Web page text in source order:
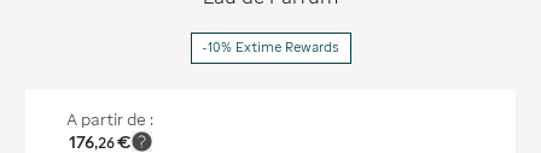
-10% Extime Rewards
A partir de :
176,26€